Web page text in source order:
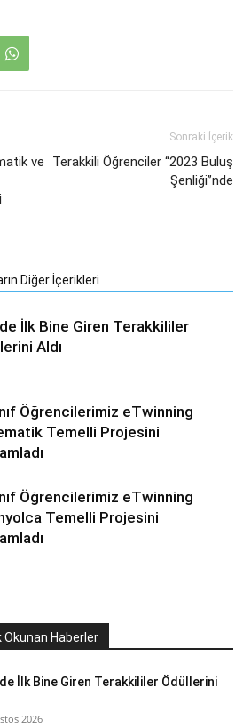
ve
Sonraki İçerik
Terakkili Öğrenciler “2023 Buluş
Şenliği”nde
Diğer İçerikleri
İlk Bine Giren Terakkililer
Aldı
Öğrencilerimiz eTwinning
Temelli Projesini
Öğrencilerimiz eTwinning
Temelli Projesini
Okunan Haberler
İlk Bine Giren Terakkililer Ödüllerini
2026